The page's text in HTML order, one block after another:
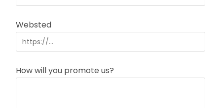
Websted
How will you promote us?